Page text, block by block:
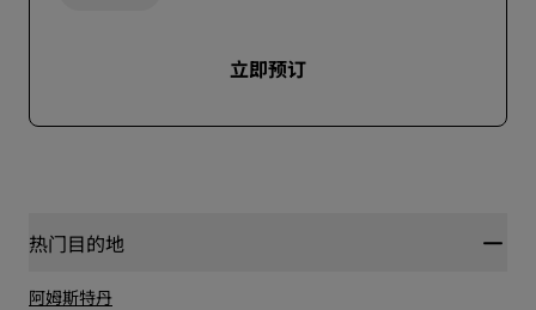
立即预订
热门目的地
阿姆斯特丹